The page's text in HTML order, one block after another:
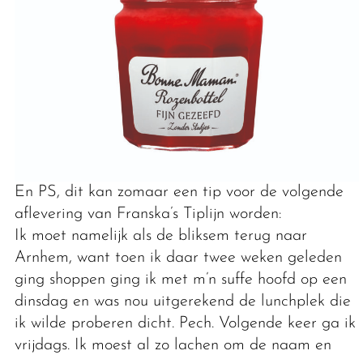
En PS, dit kan zomaar een tip voor de volgende
aflevering van Franska’s Tiplijn worden:
Ik moet namelijk als de bliksem terug naar
Arnhem, want toen ik daar twee weken geleden
ging shoppen ging ik met m’n suffe hoofd op een
dinsdag en was nou uitgerekend de lunchplek die
ik wilde proberen dicht. Pech. Volgende keer ga ik
vrijdags. Ik moest al zo lachen om de naam en